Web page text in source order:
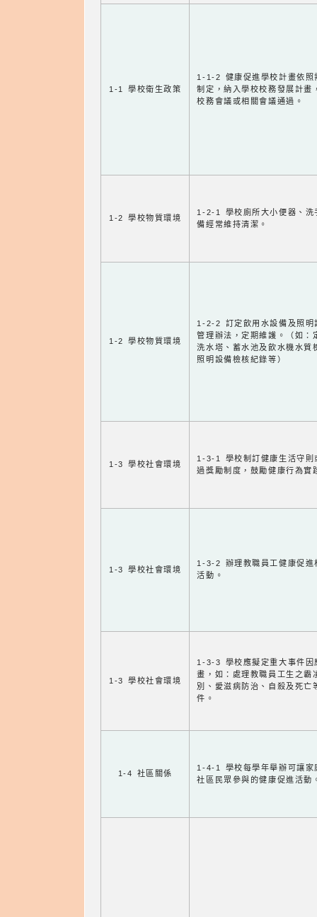
1-1 學校衛生政策
1-1-2 健康促進學校計畫依照
制定，納入學校校務發展計畫
校務會議或相關會議通過。
1-2 學校物質環境
1-2-1 學校廁所大小便器、洗
備經常維持清潔。
1-2 學校物質環境
1-2-2 訂定飲用水設備及照明
管理辦法，定期維護。（如：
洗水塔、蓄水池及飲水機水質
照明設備檢核紀錄等）
1-3 學校社會環境
1-3-1 學校制訂健康生活守則
過獎勵制度，鼓勵健康行為實
1-3 學校社會環境
1-3-2 辦理教職員工健康促進
活動。
1-3 學校社會環境
1-3-3 學校應擬定重大事件因
畫，如：處理教職員工生之霸
別、愛滋病防治、自殺及死亡
件。
1-4 社區關係
1-4-1 學校每學年舉辦可讓家
社區民眾參與的健康促進活動